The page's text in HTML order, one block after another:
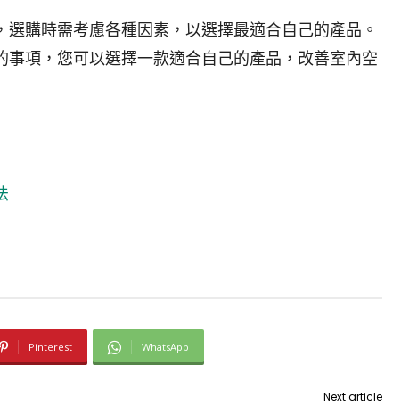
購時需考慮各種因素，以選擇最適合自己的產品。
項，您可以選擇一款適合自己的產品，改善室內空
Pinterest WhatsApp
Next article